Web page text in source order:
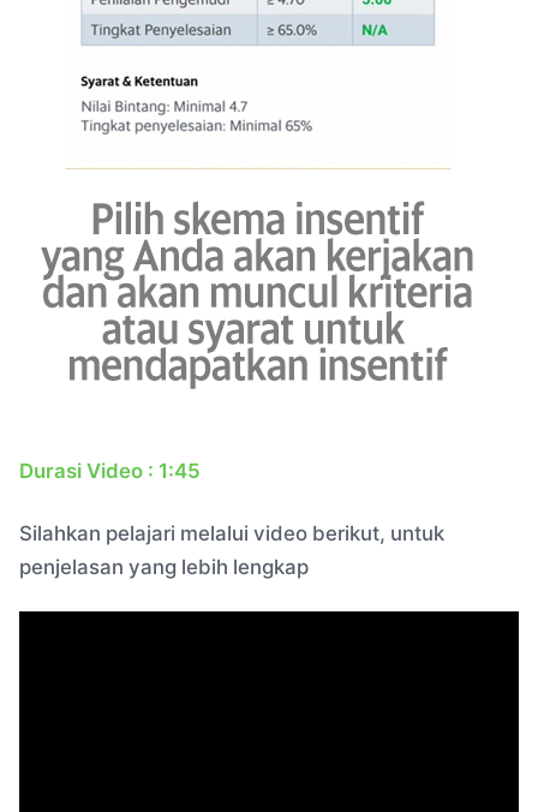
Durasi Video : 1:45
Silahkan pelajari melalui video berikut, untuk
penjelasan yang lebih lengkap